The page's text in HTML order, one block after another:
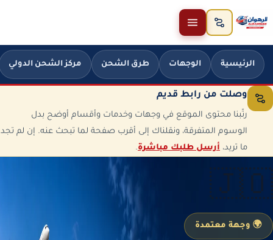
تخطَّ إلى المحتوى
الرئيسية الوجهات طرق الشحن مركز الشحن الدولي
وصلت من رابط قديم
رتّبنا محتوى الموقع في وجهات وخدمات وأقسام أوضح بدل
الوسوم المتفرقة، ونقلناك إلى أقرب صفحة لما تبحث عنه. إن لم تجد
ما تريد، أرسل طلبك مباشرة.
🇯🇴
🌍 وجهة معتمدة